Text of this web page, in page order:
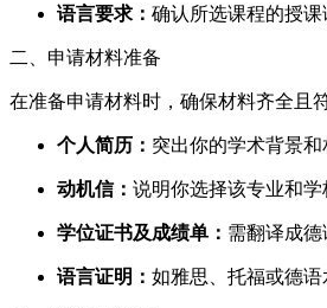
语言要求： 确认所选课程的授课
二、申请材料准备
在准备申请材料时，确保材料齐全且
个人简历： 突出你的学术背景和
动机信： 说明你选择该专业和学
学位证书及成绩单： 需翻译成德
语言证明： 如雅思、托福或德语